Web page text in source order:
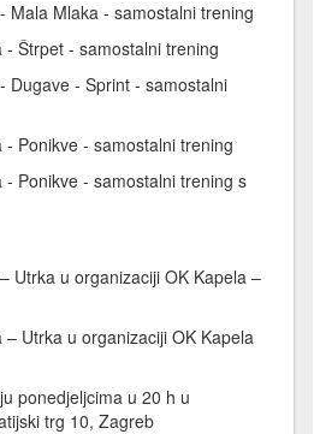
Mala Mlaka - samostalni trening
Štrpet - samostalni trening
Dugave - Sprint - samostalni
Ponikve - samostalni trening
Ponikve - samostalni trening s
Utrka u organizaciji OK Kapela –
Utrka u organizaciji OK Kapela
ponedjeljcima u 20 h u
trg 10, Zagreb